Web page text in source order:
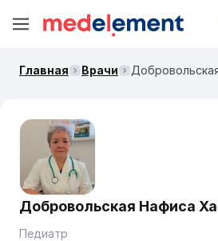
Главная Врачи
Добровольская Нафиса
Педиатр